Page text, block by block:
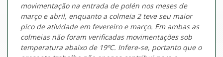
movimentação na entrada de polén nos meses de
março e abril, enquanto a colmeia 2 teve seu maior
pico de atividade em fevereiro e março. Em ambas as
colmeias não foram verificadas movimentações sob
temperatura abaixo de 19ºC. Infere-se, portanto que o